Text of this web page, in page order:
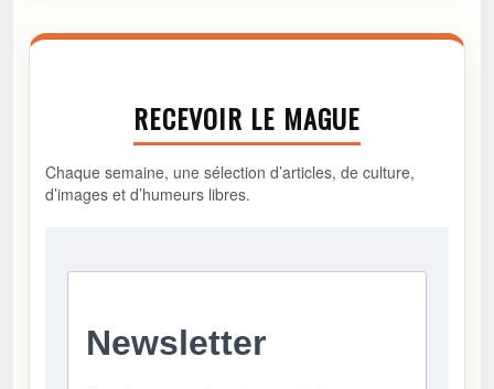
RECEVOIR LE MAGUE
Chaque semaine, une sélection d’articles, de culture,
d’images et d’humeurs libres.